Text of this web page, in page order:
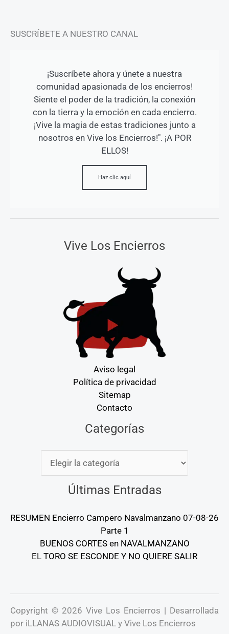
SUSCRÍBETE A NUESTRO CANAL
¡Suscríbete ahora y únete a nuestra
comunidad apasionada de los encierros!
Siente el poder de la tradición, la conexión
con la tierra y la emoción en cada encierro.
¡Vive la magia de estas tradiciones junto a
nosotros en Vive los Encierros!". ¡A POR
ELLOS!
Haz clic aquí
Vive Los Encierros
Aviso legal
Política de privacidad
Sitemap
Contacto
Categorías
Últimas Entradas
RESUMEN Encierro Campero Navalmanzano 07-08-26
Parte 1
BUENOS CORTES en NAVALMANZANO
EL TORO SE ESCONDE Y NO QUIERE SALIR
Copyright © 2026 Vive Los Encierros | Desarrollada
por iLLANAS AUDIOVISUAL y Vive Los Encierros